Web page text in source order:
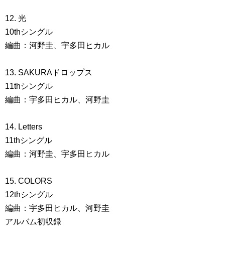
12. 光
10thシングル
編曲：河野圭、宇多田ヒカル
13. SAKURAドロップス
11thシングル
編曲：宇多田ヒカル、河野圭
14. Letters
11thシングル
編曲：河野圭、宇多田ヒカル
15. COLORS
12thシングル
編曲：宇多田ヒカル、河野圭
アルバム初収録